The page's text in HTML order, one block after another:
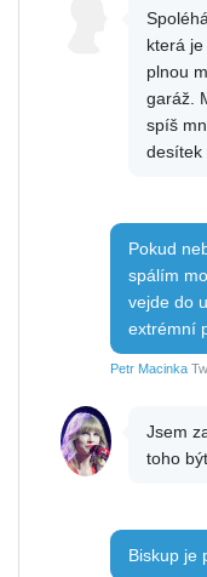
která
plnou
garáž.
spíš
desítek
Pokud
spálím
vejde do
extrémní
Petr Macinka
Jsem
toho
Biskup je